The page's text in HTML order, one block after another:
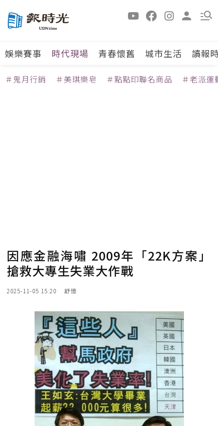
娛樂賽事 時代現場 青春懷舊 城市生活 讀報
＃鬼月行銷 ＃美琪樂皂 ＃點點印聯名商品 ＃老派運
因應金融海嘯 2009年「22K方案」
搶救大專生失業大作戰
2025-11-05 15:20 舒憶